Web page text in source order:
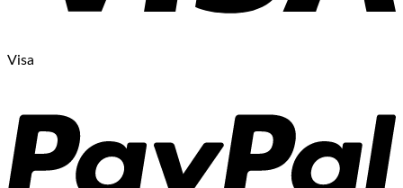
Visa